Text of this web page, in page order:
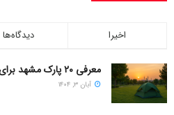
دیدگاه‌ها اخیرا
معرفی ۲۰ پارک مشهد برای زدن چادر و اسکان مسافر
آبان ۳, ۱۴۰۴